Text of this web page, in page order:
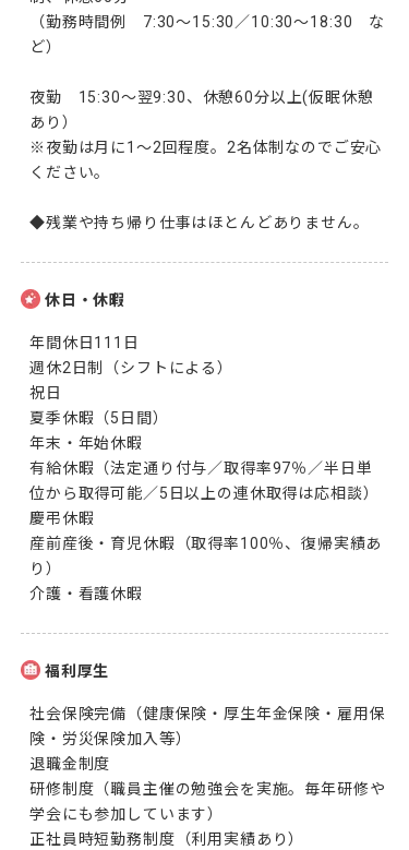
（勤務時間例　7:30～15:30／10:30～18:30　な
ど）
夜勤　15:30～翌9:30、休憩60分以上(仮眠休憩
あり）
※夜勤は月に1～2回程度。2名体制なのでご安心
ください。
◆残業や持ち帰り仕事はほとんどありません。
休日・休暇
年間休日111日
週休2日制（シフトによる）
祝日
夏季休暇（5日間）
年末・年始休暇
有給休暇（法定通り付与／取得率97％／半日単
位から取得可能／5日以上の連休取得は応相談）
慶弔休暇
産前産後・育児休暇（取得率100％、復帰実績あ
り）
介護・看護休暇
福利厚生
社会保険完備（健康保険・厚生年金保険・雇用保
険・労災保険加入等）
退職金制度
研修制度（職員主催の勉強会を実施。毎年研修や
学会にも参加しています）
正社員時短勤務制度（利用実績あり）